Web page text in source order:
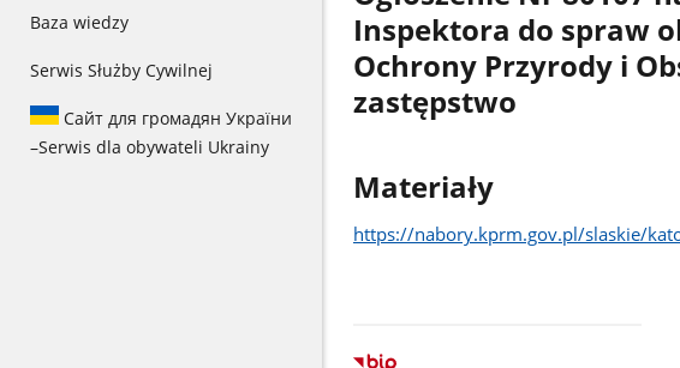
Baza wiedzy
Serwis Służby Cywilnej
Сайт для громадян України
–Serwis dla obywateli Ukrainy
Inspektora do spraw
Ochrony Przyrody i
zastępstwo
Materiały
https://nabory.kprm.gov.pl/slaskie/